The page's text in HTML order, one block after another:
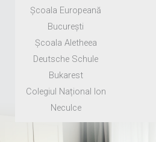
Școala Europeană
București
Școala Aletheea
Deutsche Schule
Bukarest
Colegiul Național Ion
Neculce